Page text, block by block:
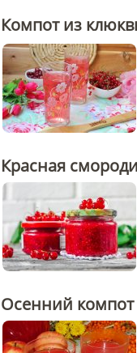
Компот из
Красная
Осенний компот